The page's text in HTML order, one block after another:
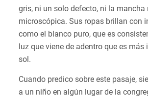
gris, ni un solo defecto, ni la mancha
microscópica. Sus ropas brillan con
como el blanco puro, que es
luz que viene de adentro que es más
sol.
Cuando predico sobre este pasaje,
a un niño en algún lugar de la